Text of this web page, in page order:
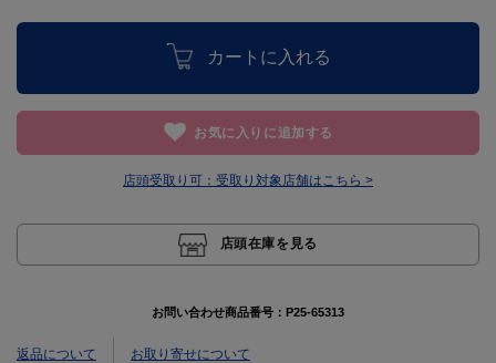
カートに入れる
お気に入りに追加する
店頭受取り可： 受取り対象店舗はこちら >
店頭在庫を見る
お問い合わせ商品番号： P25-65313
返品について お取り寄せについて